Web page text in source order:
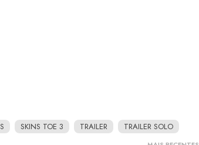
SKINS TOE 3 TRAILER TRAILER SOLO